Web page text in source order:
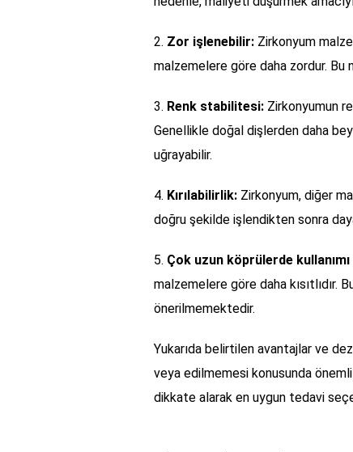
2. Zor işlenebilir: Zirkonyum
malzemelere göre daha zordur. Bu
3. Renk stabilitesi: Zirkonyumun
Genellikle doğal dişlerden daha
uğrayabilir.
4. Kırılabilirlik: Zirkonyum, diğer
doğru şekilde işlendikten sonra
5. Çok uzun köprülerde kullanımı
malzemelere göre daha kısıtlıdır.
önerilmemektedir.
Yukarıda belirtilen avantajlar ve
veya edilmemesi konusunda
dikkate alarak en uygun tedavi